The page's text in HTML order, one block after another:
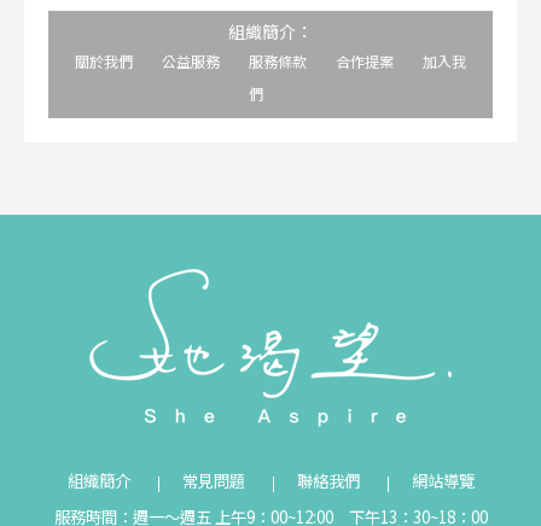
組織簡介：
關於我們 公益服務 服務條款 合作提案
加入我
們
組織簡介 常見問題 聯絡我們
網站導覽
服務時間：週一～週五 上午9：00~12:00 下午13：30~18：00